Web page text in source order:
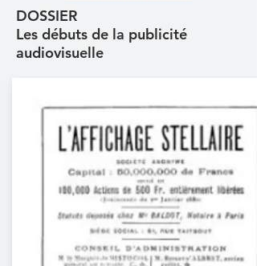
DOSSIER
Les débuts de la publicité
audiovisuelle